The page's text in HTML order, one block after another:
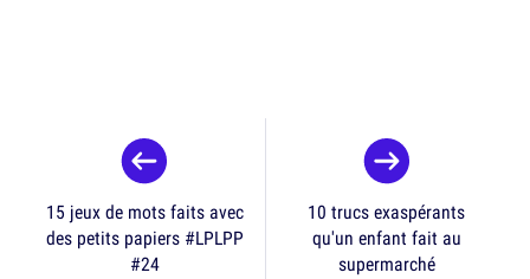
15 jeux de mots faits avec
des petits papiers #LPLPP
#24
10 trucs exaspérants
qu'un enfant fait au
supermarché